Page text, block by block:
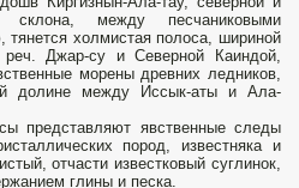
между песчаниковыми
тянется холмистая полоса, шириной
Джар-су и Северной Каиндой,
морены древних ледников,
долине между Иссык-аты и Ала-
представляют явственные следы
пород, известняка и
отчасти известковый суглинок,
глины и песка.